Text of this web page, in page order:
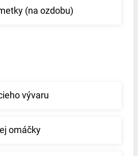
(na ozdobu)
vývaru
omáčky